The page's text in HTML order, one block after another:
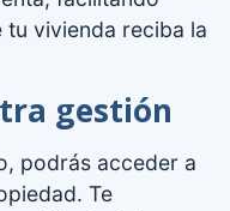
vivienda reciba la
gestión
podrás acceder a
Te